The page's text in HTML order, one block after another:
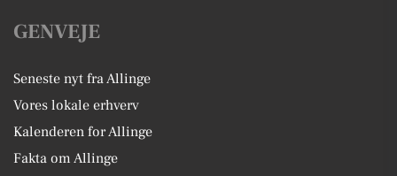
GENVEJE
Seneste nyt fra Allinge
Vores lokale erhverv
Kalenderen for Allinge
Fakta om Allinge